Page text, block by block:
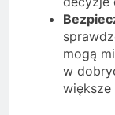
mogą
w
większe